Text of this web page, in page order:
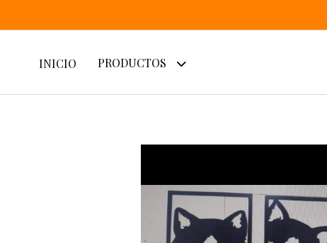
INICIO PRODUCTOS